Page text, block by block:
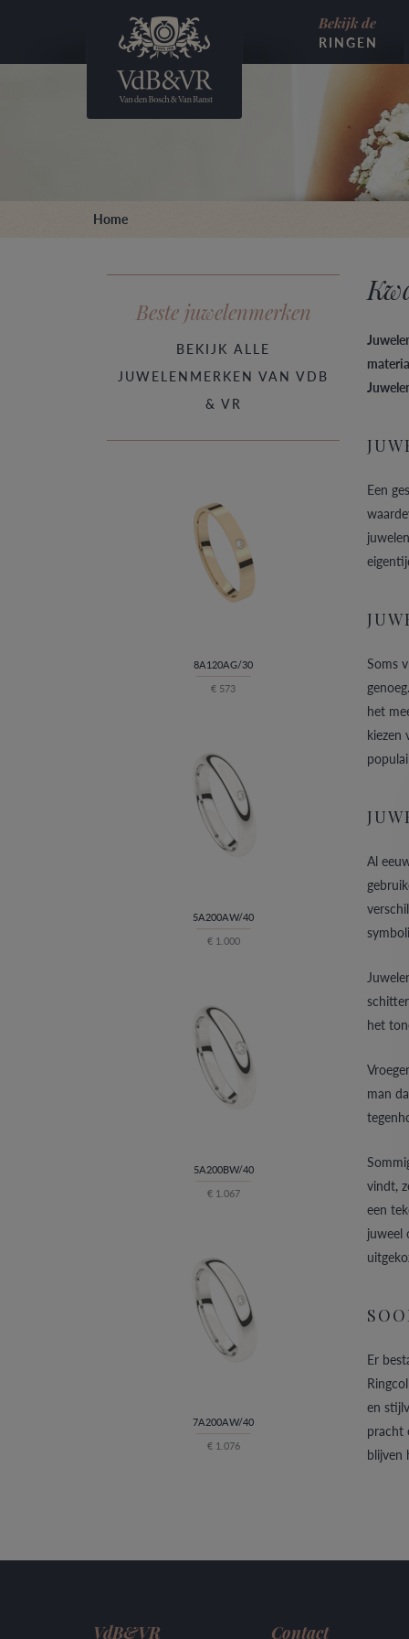
Bekijk de
RINGEN
Home
Beste juwelenmerken
BEKIJK ALLE
JUWELENMERKEN VAN VDB
& VR
8A120AG/30
€ 573
5A200AW/40
€ 1.000
5A200BW/40
€ 1.067
7A200AW/40
€ 1.076
Een
Soms
het
kiezen
Al
het
man
vindt,
een
juweel
Er
en
pracht
blijven
VdB&VR Contact